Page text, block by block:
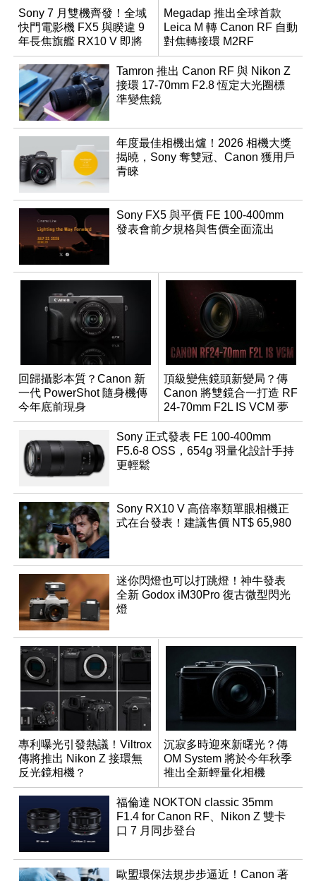
Sony 7 月雙機齊發！全域
快門電影機 FX5 與睽違 9
年長焦旗艦 RX10 V 即將
登場
Megadap 推出全球首款
Leica M 轉 Canon RF 自動
對焦轉接環 M2RF
Tamron 推出 Canon RF 與 Nikon Z
接環 17-70mm F2.8 恆定大光圈標
準變焦鏡
年度最佳相機出爐！2026 相機大獎
揭曉，Sony 奪雙冠、Canon 獲用戶
青睞
Sony FX5 與平價 FE 100-400mm
發表會前夕規格與售價全面流出
回歸攝影本質？Canon 新
一代 PowerShot 隨身機傳
今年底前現身
頂級變焦鏡頭新變局？傳
Canon 將雙鏡合一打造 RF
24-70mm F2L IS VCM 夢
幻規格
Sony 正式發表 FE 100-400mm
F5.6-8 OSS，654g 羽量化設計手持
更輕鬆
Sony RX10 V 高倍率類單眼相機正
式在台發表！建議售價 NT$ 65,980
迷你閃燈也可以打跳燈！神牛發表
全新 Godox iM30Pro 復古微型閃光
燈
專利曝光引發熱議！Viltrox
傳將推出 Nikon Z 接環無
反光鏡相機？
沉寂多時迎來新曙光？傳
OM System 將於今年秋季
推出全新輕量化相機
福倫達 NOKTON classic 35mm
F1.4 for Canon RF、Nikon Z 雙卡
口 7 月同步登台
歐盟環保法規步步逼近！Canon 著